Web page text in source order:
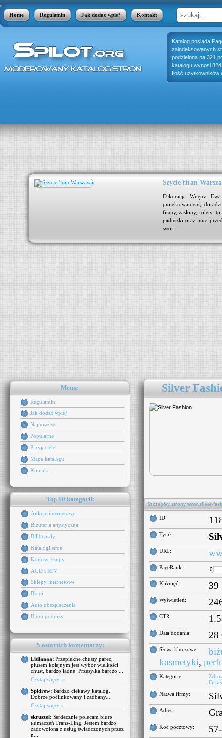
Home Regulamin Jak dodać wpis? Kontakt
Katalog posiada
zaindeksowanych
podzielona na 321
katalogu wynosi
Ilość użytkowników
Szycie firan
Dekoracja Wnętrz
projektowaniem,
firany, zasłony, rolety
poduszki oraz inne
swo ...
Menu:
Regulamin
Jak dodać wpis?
Najnowsze
Popularne
Przyjaciele
Mapa katalogu
Kontakt
Top 10 kategorii:
Aukcje internetowe
Biżuteria artystyczna
Billboardy
Katalogi stron
Komisy, skupy
AGD i RTV
Sklepy internetowe
Blogi
Auto ubezpieczenia
Biura podróży
5 ostatnich komentarzy:
Lidiaaaa: Przepiękne chusty pareo,
plusem kolejnym jest wybór wielkości
chust, bardzo ładne. Przesyłka bardzo ...
Czytaj więcej »
Spidrew: Bardzo ciekawy katalog.
Dobrze podlinkowany i zadbany....
Czytaj więcej »
skruszel: Serdecznie polecam biuro
tłumaczeń Trans-Ling. Jestem bardzo
zadowolona z usług świadczonych przez
n...
Silver
Szczegóły strony www.silver-
ID:
Tytuł:
URL:
PageRank:
Kliknięć: 39
Wyświetleń:
CTR:
Data dodania: 28
Słowa kluczowe:
kosmetyki,
Kategorie:
Firmy
Nazwa firmy:
Adres:
Kod pocztowy: